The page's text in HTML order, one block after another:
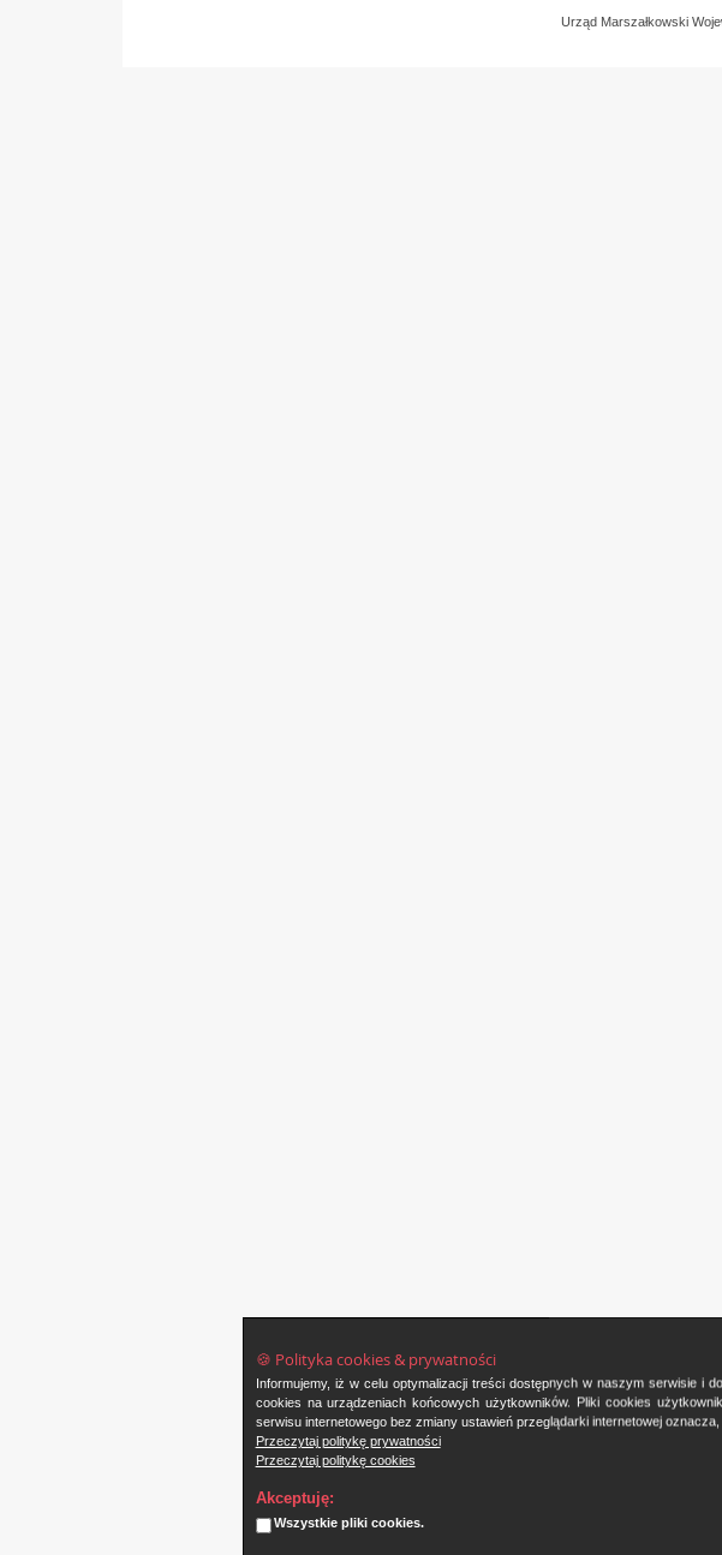
🍪 Polityka cookies & prywatności
Informujemy, iż w celu optymalizacji treści dostępnych w naszym serwisie i
cookies na urządzeniach końcowych użytkowników. Pliki cookies
serwisu internetowego bez zmiany ustawień przeglądarki internetowej
Przeczytaj politykę prywatności
Przeczytaj politykę cookies
Akceptuję:
Wszystkie pliki cookies.
Urząd Marszałkowski